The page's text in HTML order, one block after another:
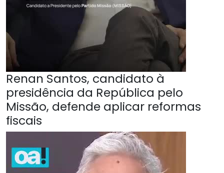
Renan Santos, candidato à
presidência da República pelo
Missão, defende aplicar reformas
fiscais